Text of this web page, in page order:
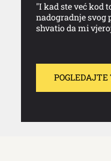
"I kad ste već kod
nadogradnje svog
shvatio da mi